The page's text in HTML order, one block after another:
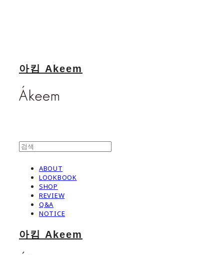
아킴 Akeem
ABOUT
LOOKBOOK
SHOP
REVIEW
Q&A
NOTICE
아킴 Akeem